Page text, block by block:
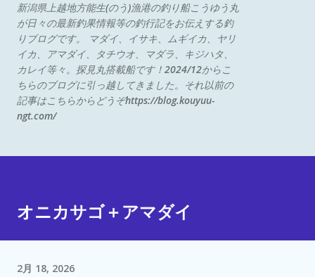
新潟県上越地方能生(のう)漁港の釣り船こうゆう丸
が日々の最新釣果情報等の釣行記をお伝えする釣
りブログです。 マダイ、イサキ、ムギイカ、ヤリ
イカ、アマダイ、タチウオ、マダラ、キジハタ、
カレイ等々。探見丸搭載船です！2024/12からこ
ちらのブログに引っ越してきました。それ以前の
記事はこちらからどうぞhttps://blog.kouyuu-
ngt.com/
オニカサゴ＋アマダイ
2月 18, 2026